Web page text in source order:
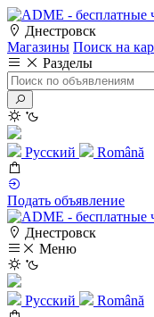
Днестровск
Магазины Поиск на
Разделы
Русский Română
Подать объявление
Днестровск
Меню
Русский Română